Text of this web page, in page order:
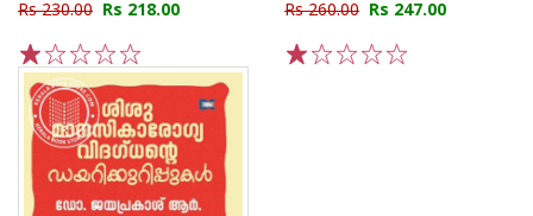
Rs 230.00 Rs 218.00
5
4
3
2
1
Rs 260.00 Rs 247.00